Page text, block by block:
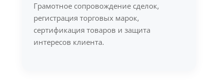
Грамотное сопровождение сделок,
регистрация торговых марок,
сертификация товаров и защита
интересов клиента.